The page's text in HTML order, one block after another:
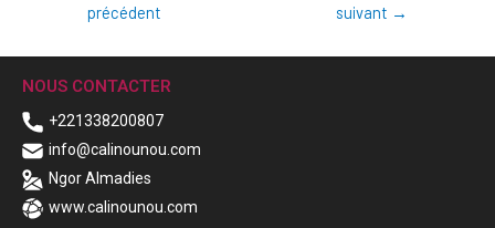
précédent
suivant →
NOUS CONTACTER
+221338200807
info@calinounou.com
Ngor Almadies
www.calinounou.com